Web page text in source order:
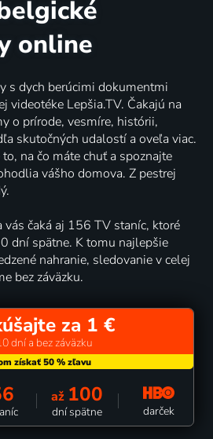
online
s dych berúcimi dokumentmi
videotéke Lepšia.TV. Čakajú na
o prírode, vesmíre, histórii,
skutočných udalostí a oveľa viac.
to, na čo máte chuť a spoznajte
vášho domova. Z pestrej
čaká aj 156 TV staníc, ktoré
dní spätne. K tomu najlepšie
nahranie, sledovanie v celej
bez záväzku.
za 1 €
dní a bez záväzku
až 100
dní spätne darček